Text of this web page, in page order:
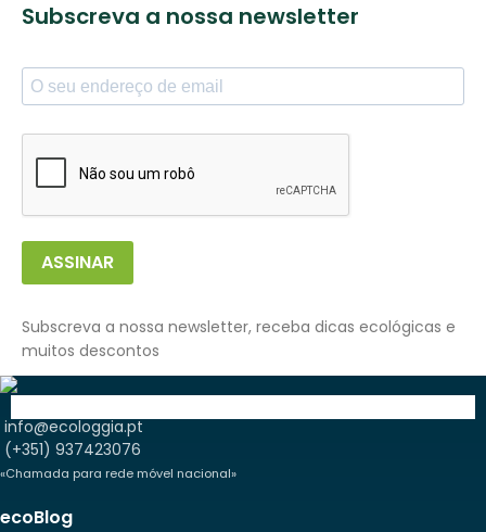
Subscreva a nossa newsletter
ASSINAR
Subscreva a nossa newsletter, receba dicas ecológicas e
muitos descontos
info@ecologgia.pt
(+351) 937423076
«Chamada para rede móvel nacional»
ecoBlog